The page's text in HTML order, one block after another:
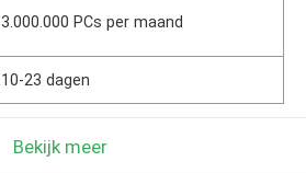
3.000.000 PCs per maand
10-23 dagen
Bekijk meer